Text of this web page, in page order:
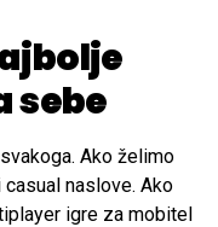
sebe
Ako želimo
naslove. Ako
igre za mobitel